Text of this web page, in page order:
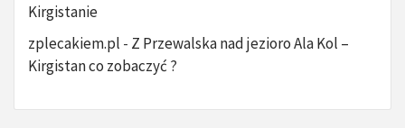
Kirgistanie
zplecakiem.pl - Z Przewalska nad jezioro Ala Kol –
Kirgistan co zobaczyć ?